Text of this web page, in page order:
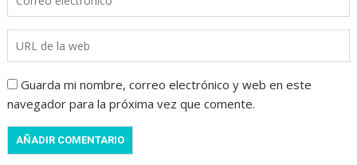
Guarda mi nombre, correo electrónico y web en este
navegador para la próxima vez que comente.